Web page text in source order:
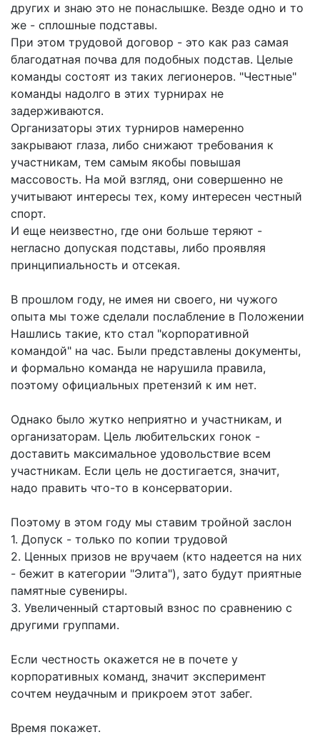
других и знаю это не понаслышке. Везде одно и то
же - сплошные подставы.
При этом трудовой договор - это как раз самая
благодатная почва для подобных подстав. Целые
команды состоят из таких легионеров. "Честные"
команды надолго в этих турнирах не
задерживаются.
Организаторы этих турниров намеренно
закрывают глаза, либо снижают требования к
участникам, тем самым якобы повышая
массовость. На мой взгляд, они совершенно не
учитывают интересы тех, кому интересен честный
спорт.
И еще неизвестно, где они больше теряют -
негласно допуская подставы, либо проявляя
принципиальность и отсекая.
В прошлом году, не имея ни своего, ни чужого
опыта мы тоже сделали послабление в Положении
Нашлись такие, кто стал "корпоративной
командой" на час. Были представлены документы,
и формально команда не нарушила правила,
поэтому официальных претензий к им нет.
Однако было жутко неприятно и участникам, и
организаторам. Цель любительских гонок -
доставить максимальное удовольствие всем
участникам. Если цель не достигается, значит,
надо править что-то в консерватории.
Поэтому в этом году мы ставим тройной заслон
1. Допуск - только по копии трудовой
2. Ценных призов не вручаем (кто надеется на них
- бежит в категории "Элита"), зато будут приятные
памятные сувениры.
3. Увеличенный стартовый взнос по сравнению с
другими группами.
Если честность окажется не в почете у
корпоративных команд, значит эксперимент
сочтем неудачным и прикроем этот забег.
Время покажет.